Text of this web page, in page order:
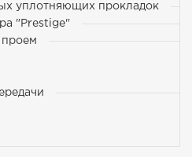
уплотняющих прокладок
"Prestige"